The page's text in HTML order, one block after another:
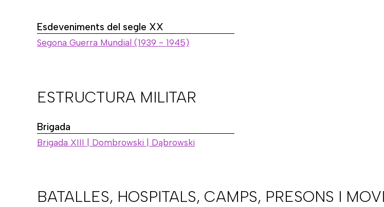
Esdeveniments del segle XX
Segona Guerra Mundial (1939 - 1945)
ESTRUCTURA MILITAR
Brigada
Brigada XIII | Dombrowski | Dąbrowski
BATALLES, HOSPITALS, CAMPS, PRESONS I